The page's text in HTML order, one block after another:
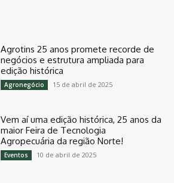
Agrotins 25 anos promete recorde de
negócios e estrutura ampliada para
edição histórica
Agronegócio 15 de abril de 2025
Vem aí uma edição histórica, 25 anos da
maior Feira de Tecnologia
Agropecuária da região Norte!
Eventos 10 de abril de 2025